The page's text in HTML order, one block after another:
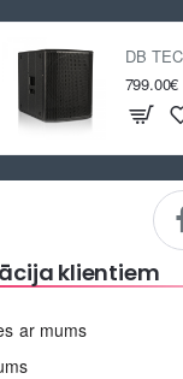
799.00€
klientiem
ar mums